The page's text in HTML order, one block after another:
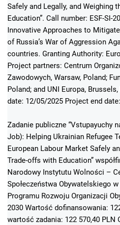
Safely and Legally, and Weighing
Education”. Call number: ESF-SI-
Innovative Approaches to
of Russia’s War of Aggression
countries. Granting Authority:
Project partners: Centrum
Zawodowych, Warsaw, Poland;
Poland; and UNI Europa,
date: 12/05/2025 Project end
Zadanie publiczne “Vstupayuchy
Job): Helping Ukrainian Refugee
European Labour Market Safely
Trade-offs with Education”
Narodowy Instytutu Wolności –
Społeczeństwa Obywatelskiego
Programu Rozwoju Organizacji
2030 Wartość dofinansowania:
wartość zadania: 122 570,40 PLN